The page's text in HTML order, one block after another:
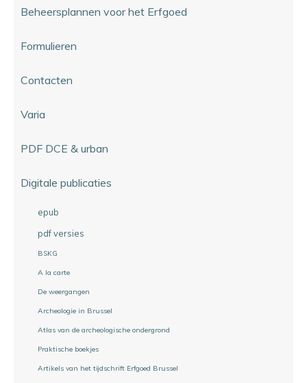
Beheersplannen voor het Erfgoed
Formulieren
Contacten
Varia
PDF DCE & urban
Digitale publicaties
epub
pdf versies
BSKG
A la carte
De weergangen
Archeologie in Brussel
Atlas van de archeologische ondergrond
Praktische boekjes
Artikels van het tijdschrift Erfgoed Brussel